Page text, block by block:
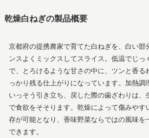
乾燥白ねぎの製品概要
京都府の提携農家で育てた白ねぎを、白い部
ンスよくミックスしてスライス。低温でじっ
で、とろけるような甘さの中に、ツンと香る
っかり残る仕上がりになっています。加熱調
いっそう引き立ち、戻した際の歯ざわりは、
で食欲をそそります。乾燥によって傷みやす
存が可能となり、香味野菜ならではの風味を
できます。